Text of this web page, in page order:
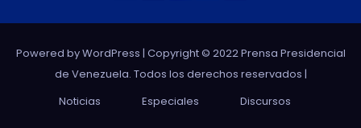
Powered by WordPress | Copyright © 2022 Prensa Presidencial
de Venezuela. Todos los derechos reservados |
Noticias
Especiales Discursos